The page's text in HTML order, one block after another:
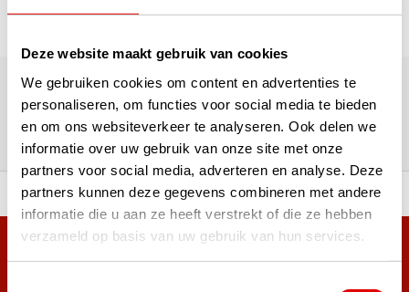
Deze website maakt gebruik van cookies
We gebruiken cookies om content en advertenties te
personaliseren, om functies voor social media te bieden
en om ons websiteverkeer te analyseren. Ook delen we
informatie over uw gebruik van onze site met onze
partners voor social media, adverteren en analyse. Deze
partners kunnen deze gegevens combineren met andere
informatie die u aan ze heeft verstrekt of die ze hebben
verzameld op basis van uw gebruik van hun services.
180.000+ Klanten | 5.000+ Reviews | Trusted Shops, TrustPilot,
Google
Reviews: Onze klanten aan het
woord
A-merken! Vóór 15:00 besteld,
Meer dan 38.000 klanten hebben zich al